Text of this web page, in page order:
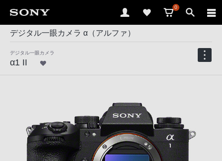
0
デジタル一眼カメラ α（アルファ）
デジタル一眼カメラ
α1 II